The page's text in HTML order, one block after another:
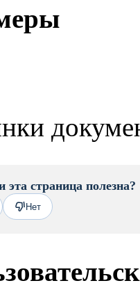
страница полезна?
Нет